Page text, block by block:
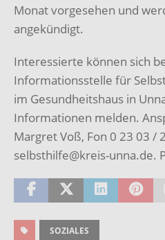
Monat vorgesehen und
angekündigt.
Interessierte können sich
Informationsstelle für
im Gesundheitshaus in
Informationen melden.
Margret Voß, Fon 0 23 03 /
selbsthilfe@kreis-unna.de.
SOZIALES